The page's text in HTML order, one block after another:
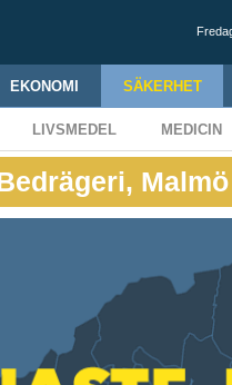
EKONOMI SÄKERHET
LIVSMEDEL MEDICIN